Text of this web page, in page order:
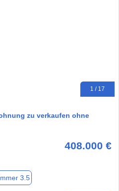
1 / 17
zu verkaufen ohne
408.000 €
3.5